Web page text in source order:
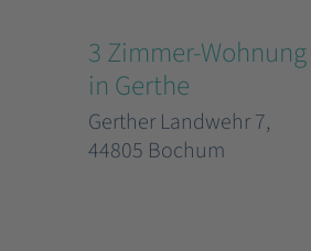
3 Zimmer-Wohnung
in Gerthe
Gerther Landwehr 7,
44805 Bochum